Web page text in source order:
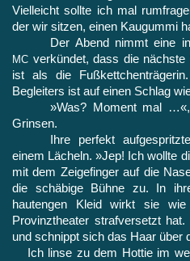
Vielleicht sollte ich mal
der wir sit­zen, einen Kaugummi
Der Abend nimmt eine
MC verkündet, dass die nächste
ist als die
Begleiters ist auf einen Schlag
»Was? Moment mal
Grinsen.
Ihre perfekt
einem Lächeln. »Jep! Ich wollte
mit dem Zeigefinger auf die
die schäbige Bühne zu. In
hautengen Kleid wirkt sie
Provinztheater straf­versetzt
und schnippt sich das Haar über
Ich linse zu dem Hottie im